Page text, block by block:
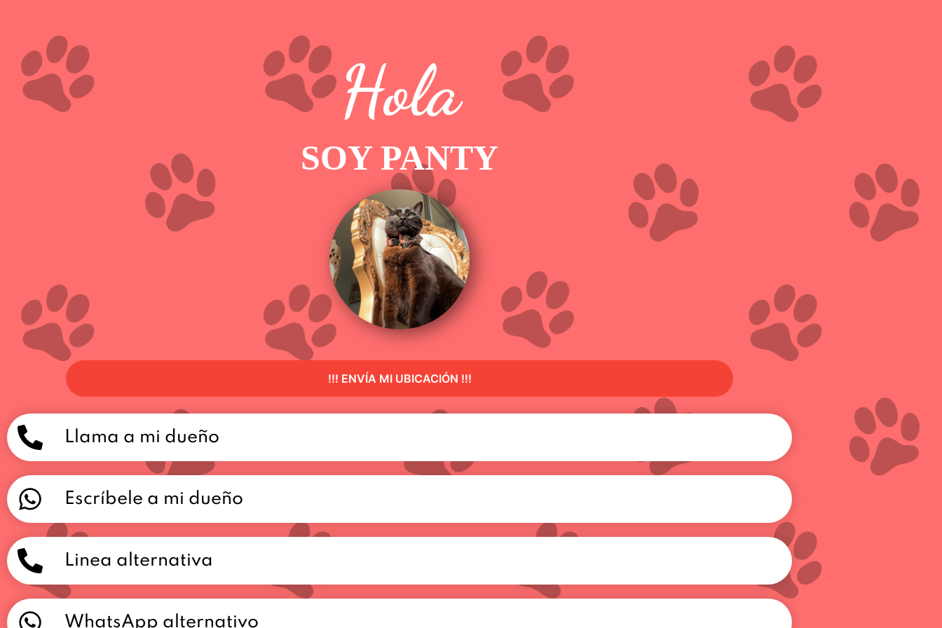
Hola
SOY PANTY
!!! ENVÍA MI UBICACIÓN !!!
Llama a mi dueño
Escríbele a mi dueño
Linea alternativa
WhatsApp alternativo